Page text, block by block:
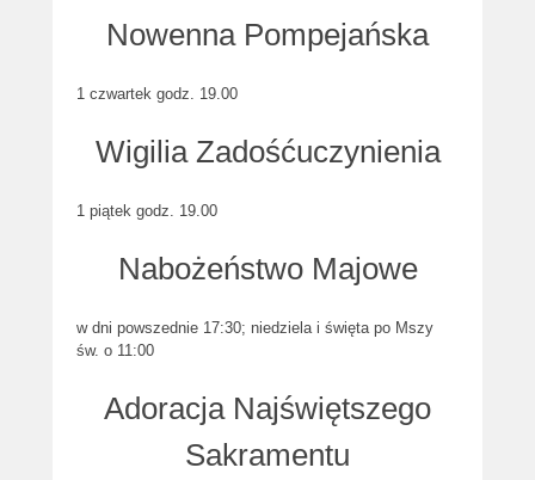
Nowenna Pompejańska
1 czwartek godz. 19.00
Wigilia Zadośćuczynienia
1 piątek godz. 19.00
Nabożeństwo Majowe
w dni powszednie 17:30; niedziela i święta po Mszy
św. o 11:00
Adoracja Najświętszego
Sakramentu